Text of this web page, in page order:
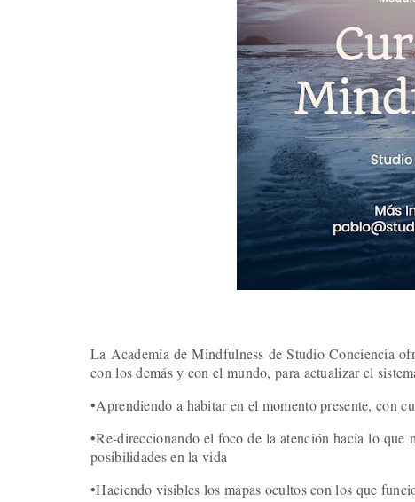
La Academia de Mindfulness de Studio Conciencia
con los demás y con el mundo, para actualizar el
•Aprendiendo a habitar en el momento presente, con
•Re-direccionando el foco de la atención hacia lo que
posibilidades en la vida
•Haciendo visibles los mapas ocultos con los que